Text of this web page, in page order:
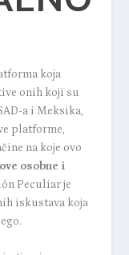
koja
onih koji su
a i Meksika,
platforme,
na koje ovo
osobne i
Peculiar je
iskustava koja